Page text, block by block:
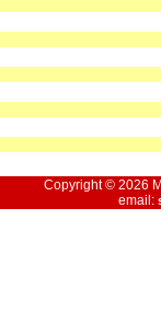
Copyright © 2026
email: